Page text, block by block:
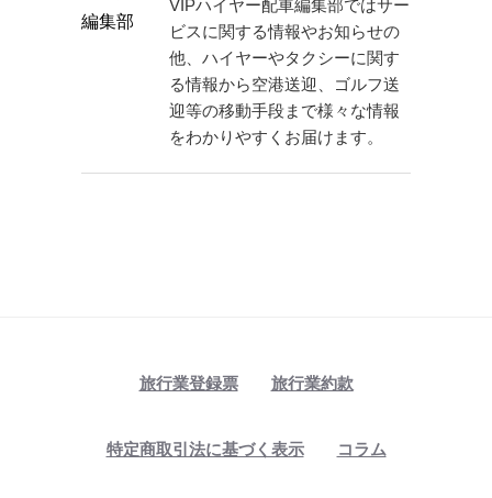
VIPハイヤー配車編集部ではサー
ビスに関する情報やお知らせの
他、ハイヤーやタクシーに関す
る情報から空港送迎、ゴルフ送
迎等の移動手段まで様々な情報
をわかりやすくお届けます。
旅行業登録票 旅行業約款
特定商取引法に基づく表示 コラム